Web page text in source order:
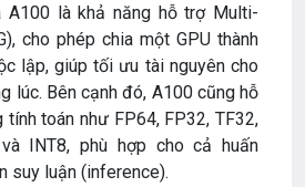
A100 là khả năng hỗ trợ Multi-
cho phép chia một GPU thành
lập, giúp tối ưu tài nguyên cho
lúc. Bên cạnh đó, A100 cũng hỗ
tính toán như FP64, FP32, TF32,
và INT8, phù hợp cho cả huấn
suy luận (inference).